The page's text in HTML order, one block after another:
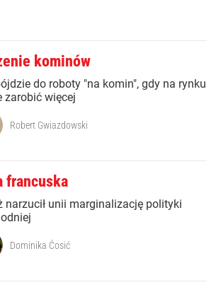
kominów
do roboty "na komin", gdy na rynku
zarobić więcej
Robert Gwiazdowski
francuska
narzucił unii marginalizację polityki
Dominika Ćosić